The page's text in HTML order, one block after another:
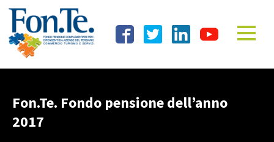
Fon.Te. Fondo pensione dell’anno
2017